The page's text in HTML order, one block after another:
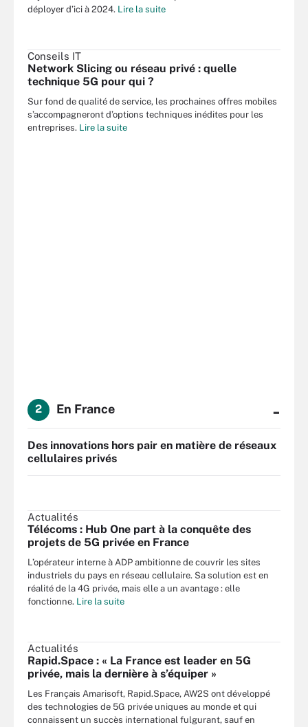
déployer d’ici à 2024. Lire la suite
Conseils IT
Network Slicing ou réseau privé : quelle
technique 5G pour qui ?
Sur fond de qualité de service, les prochaines offres mobiles
s’accompagneront d’options techniques inédites pour les
entreprises. Lire la suite
2 En France -
Des innovations hors pair en matière de réseaux
cellulaires privés
Actualités
Télécoms : Hub One part à la conquête des
projets de 5G privée en France
L’opérateur interne à ADP ambitionne de couvrir les sites
industriels du pays en réseau cellulaire. Sa solution est en
réalité de la 4G privée, mais elle a un avantage : elle
fonctionne. Lire la suite
Actualités
Rapid.Space : « La France est leader en 5G
privée, mais la dernière à s’équiper »
Les Français Amarisoft, Rapid.Space, AW2S ont développé
des technologies de 5G privée uniques au monde et qui
connaissent un succès international fulgurant, sauf en